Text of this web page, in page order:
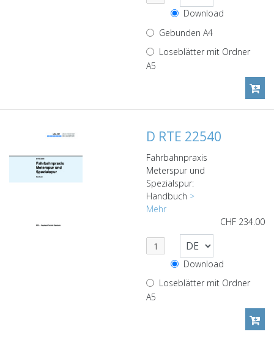
Download
Gebunden A4
Loseblätter mit Ordner
A5
D RTE 22540
Fahrbahnpraxis
Meterspur und
Spezialspur:
Handbuch >
Mehr
CHF 234.00
Download
Loseblätter mit Ordner
A5